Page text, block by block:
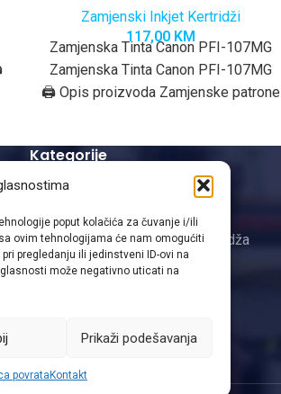
poput kolačića za čuvanje i/ili
ovim tehnologijama će nam omogućiti
pregledanju ili jedinstveni ID-ovi na
može negativno uticati na
Prikaži podešavanja
povrata Kontakt
Zamjenski Inkjet Kertridži
117,00 KM
Zamjenska Tinta Canon PFI-107MG
Zamjenska Tinta Canon PFI-107MG
🖨️ Opis proizvoda Zamjenske patrone
kapaciteta
Kategorije
Zamjenski Laserski Toneri
Zamjenski Kopir Toneri
Mašinsko punjenje InkJet Kertridža
Zamjenski Inkjet Kertridži